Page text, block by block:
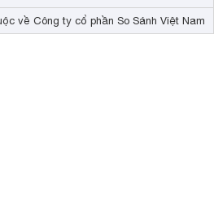
về Công ty cổ phần So Sánh Việt Nam